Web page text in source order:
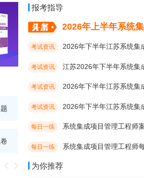
报考指导
考试资讯
考试资讯 江苏2026年下半年系统集
考试资讯
考试资讯 2026年下半年江苏系统集
每日一练 系统集成项目管理工程师
每日一练 系统集成项目管理工程师
为你推荐